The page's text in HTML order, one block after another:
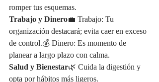
romper tus esquemas.
Trabajo y Dinero💼 Trabajo: Tu
organización destacará; evita caer en exceso
de control.💰 Dinero: Es momento de
planear a largo plazo con calma.
Salud y Bienestar🌿 Cuida la digestión y